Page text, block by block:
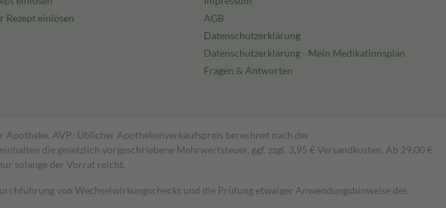
Rezept einlösen
AGB
Datenschutzerklärung
Datenschutzerklärung - Mein Medikationsplan
Fragen & Antworten
Apotheke. AVP: Üblicher Apothekenverkaufspreis berechnet nach der
die gesetzlich vorgeschriebene Mehrwertsteuer, ggf. zzgl. 3,95 € Versandkosten. Ab 29,00 €
solange der Vorrat reicht.
von Wechselwirkungschecks und die Prüfung etwaiger Anwendungshinweise des